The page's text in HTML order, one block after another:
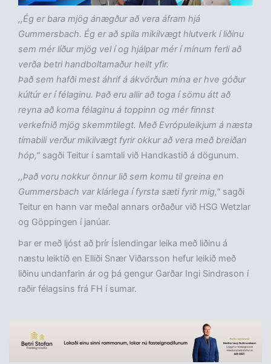
,,Ég er bara mjög ánægður að vera áfram hjá
Gummersbach. Ég er að spila mikilvægt hlutverk í liðinu
sem mér líður mjög vel í og hjálpar mér í mínum ferli að
verða betri handboltamaður heilt yfir.
Það sem hafði mest áhrif á ákvörðun mína er hve góður
kúltúr er í félaginu. Það eru allir að toga í sömu átt að
reyna að koma félaginu á toppinn og mér finnst
verkefnið mjög skemmtilegt. Með Evrópuleikjum á næsta
tímabili verður mikilvægt fyrir okkur að vera með breiðan
hóp," sagði Teitur í samtali við Handkastið á dögunum.
,,Það voru nokkur önnur lið sem komu til greina en
Gummersbach var klárlega í fyrsta sæti fyrir mig," sagði
Teitur en hann var meðal annars orðaður við HSG Wetzlar
og Göppingen í janúar.
Þar er með ljóst að þrír Íslendingar leika með liðinu á
næstu leiktíð en Elliði Snær Viðarsson hefur leikið með
liðinu undanfarin ár og þá gengur Garðar Ingi Sindrason í
raðir félagsins frá FH í sumar.